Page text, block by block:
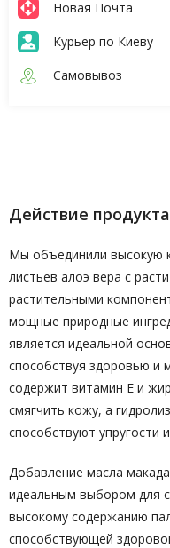
Новая Почта
Курьер по Киеву
Самовывоз
Действие
Мы объединили высокую
листьев алоэ вера с
растительными
мощные природные
является идеальной
способствуя здоровью и
содержит витамин Е и
смягчить кожу, а
способствуют упругости
Добавление масла
идеальным выбором для
высокому содержанию
способствующей